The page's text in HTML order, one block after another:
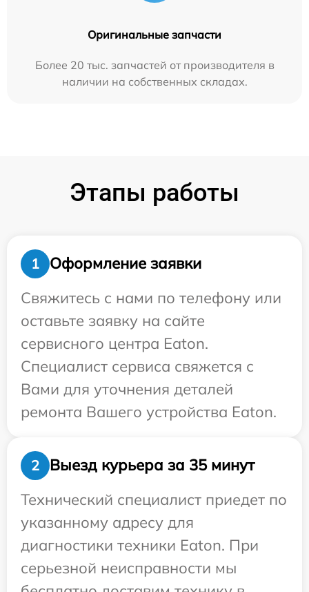
Оригинальные запчасти
Более 20 тыс. запчастей от производителя в
наличии на собственных складах.
Этапы работы
1
Оформление заявки
Свяжитесь с нами по телефону или
оставьте заявку на сайте
сервисного центра Eaton.
Специалист сервиса свяжется с
Вами для уточнения деталей
ремонта Вашего устройства Eaton.
2
Выезд курьера за 35 минут
Технический специалист приедет по
указанному адресу для
диагностики техники Eaton. При
серьезной неисправности мы